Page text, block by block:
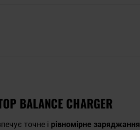
BALANCE CHARGER
точне і рівномірне заряджання